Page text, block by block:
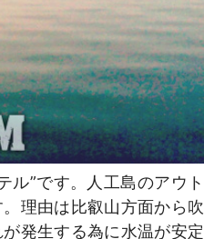
ル”です。人工島のアウト
理由は比叡山方面から吹
発生する為に水温が安定